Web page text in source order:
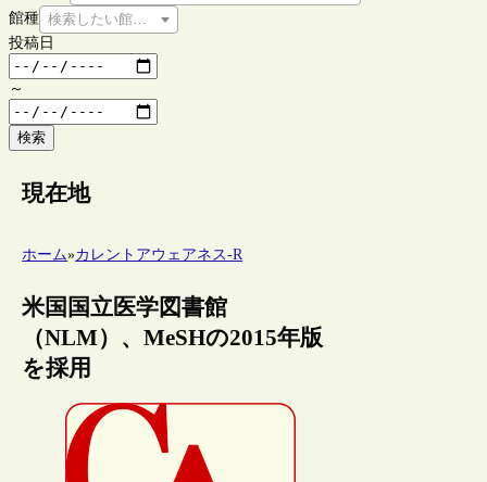
館種 検索したい館種を選択してください
投稿日
～
検索
現在地
ホーム»カレントアウェアネス-R
米国国立医学図書館
（NLM）、MeSHの2015年版
を採用